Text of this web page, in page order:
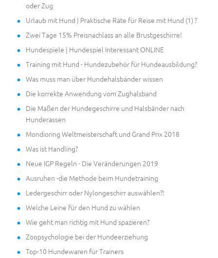
oder Zug
Urlaub mit Hund | Praktische Räte für Reise mit Hund (1) ?
Zwei Tage 15% Preisnachlass an alle Brustgeschirre!
Hundespiele | Hundespiel Interessant ONLINE
Training mit Hund - Hundezubehör für Hundeausbildung?
Was muss man über Hundehalsbänder wissen
Die korrekte Anwendung vom Zughalsband
Die Maßen der Hundegeschirre und Halsbänder nach
Hunderassen
Mondioring Weltmeisterschaft und Grand Prix 2018
Was ist Handling?
Neue IGP Regeln - Die Veränderungen 2019
Ausruhen -die Methode beim Hundetraining
Ledergeschirr oder Nylongeschirr auswählen?!
Welche Leine für den Hund zu wählen
Wie geht man richtig mit Hund spazieren?
Zoopsychologie bei der Hundeerziehung
Top-10 Hundewaren für Trainers